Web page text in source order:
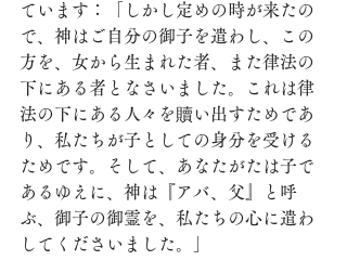
ています：「しかし定めの時が来たの
で、神はご自分の御子を遣わし、この
方を、女から生まれた者、また律法の
下にある者となさいました。これは律
法の下にある人々を贖い出すためであ
り、私たちが子としての身分を受ける
ためです。そして、あなたがたは子で
あるゆえに、神は『アバ、父』と呼
ぶ、御子の御霊を、私たちの心に遣わ
してくださいました。」